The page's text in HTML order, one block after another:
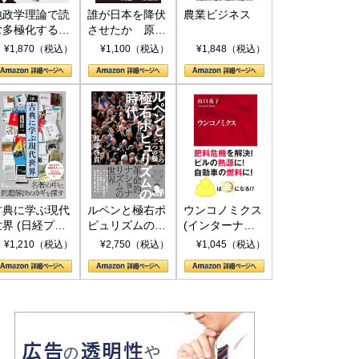
政学理論で読
多極化する世
トランプと
¥1,870（税込）
誰が日本を降伏
させたか 原爆
投下、ソ連参
(PHP新書)
¥1,100（税込）
農業ビジネス
¥1,848（税込）
典に学ぶ現代
界 (日経プレ
アシリーズ)
¥1,210（税込）
ルペンと極右ポ
ピュリズムの時
代：〈ヤヌス〉
¥2,750（税込）
ウンコノミクス
(インターナシ
ョナル新書)
¥1,045（税込）